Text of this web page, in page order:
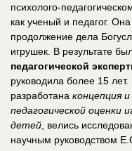
психолого-
как ученый и педагог.
продолжение дела
игрушек. В результате
педагогической
руководила более 15
разработана концепция
педагогической оценки
детей , велись
научным руководством